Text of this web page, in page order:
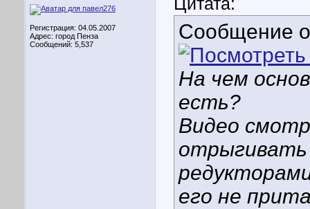
Регистрация: 04.05.2007
Адрес: город Пенза
Сообщений: 5,537
Сообщение
На чем
есть?
Видео
отрыгивать
его не